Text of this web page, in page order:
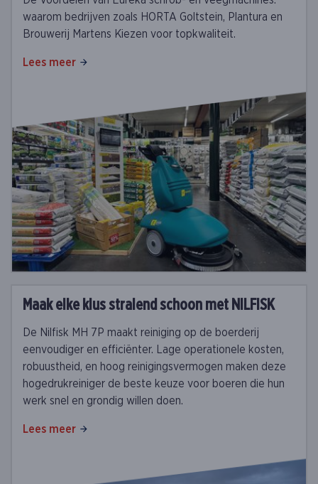
waarom bedrijven zoals HORTA Goltstein, Plantura en
Brouwerij Martens Kiezen voor topkwaliteit.
Lees meer
Maak elke klus stralend schoon met NILFISK
De Nilfisk MH 7P maakt reiniging op de boerderij
eenvoudiger en efficiënter. Lage operationele kosten,
robuustheid, en hoog reinigingsvermogen maken deze
hogedrukreiniger de beste keuze voor boeren die hun
werk snel en grondig willen doen.
Lees meer